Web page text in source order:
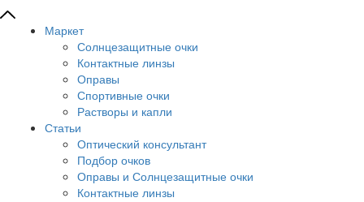
Маркет
Солнцезащитные очки
Контактные линзы
Оправы
Спортивные очки
Растворы и капли
Статьи
Оптический консультант
Подбор очков
Оправы и Солнцезащитные очки
Контактные линзы